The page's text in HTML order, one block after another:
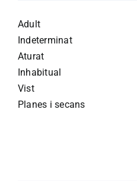
Adult
Indeterminat
Aturat
Inhabitual
Vist
Planes i secans